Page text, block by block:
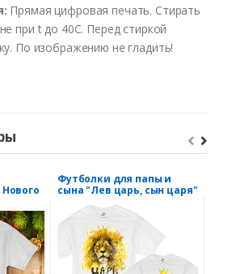
Прямая цифровая печать. Стирать
при t до 40С. Перед стиркой
По изображению не гладить!
Футболки для папы и
сына "Лев царь, сын царя"